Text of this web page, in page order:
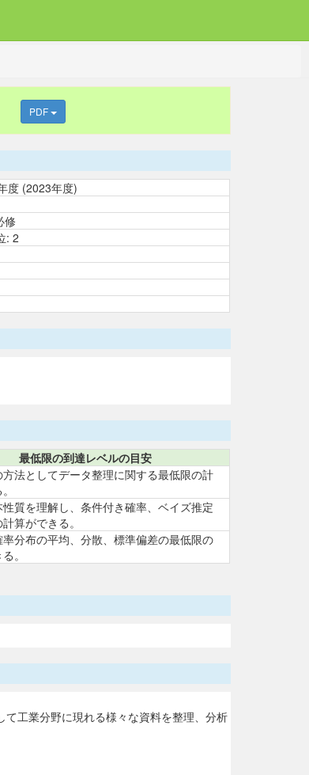
PDF
度 (2023年度)
修
: 2
最低限の到達レベルの目安
法としてデータ整理に関する最低限の計
質を理解し、条件付き確率、ベイズ推定
算ができる。
分布の平均、分散、標準偏差の最低限の
。
工業分野に現れる様々な資料を整理、分析